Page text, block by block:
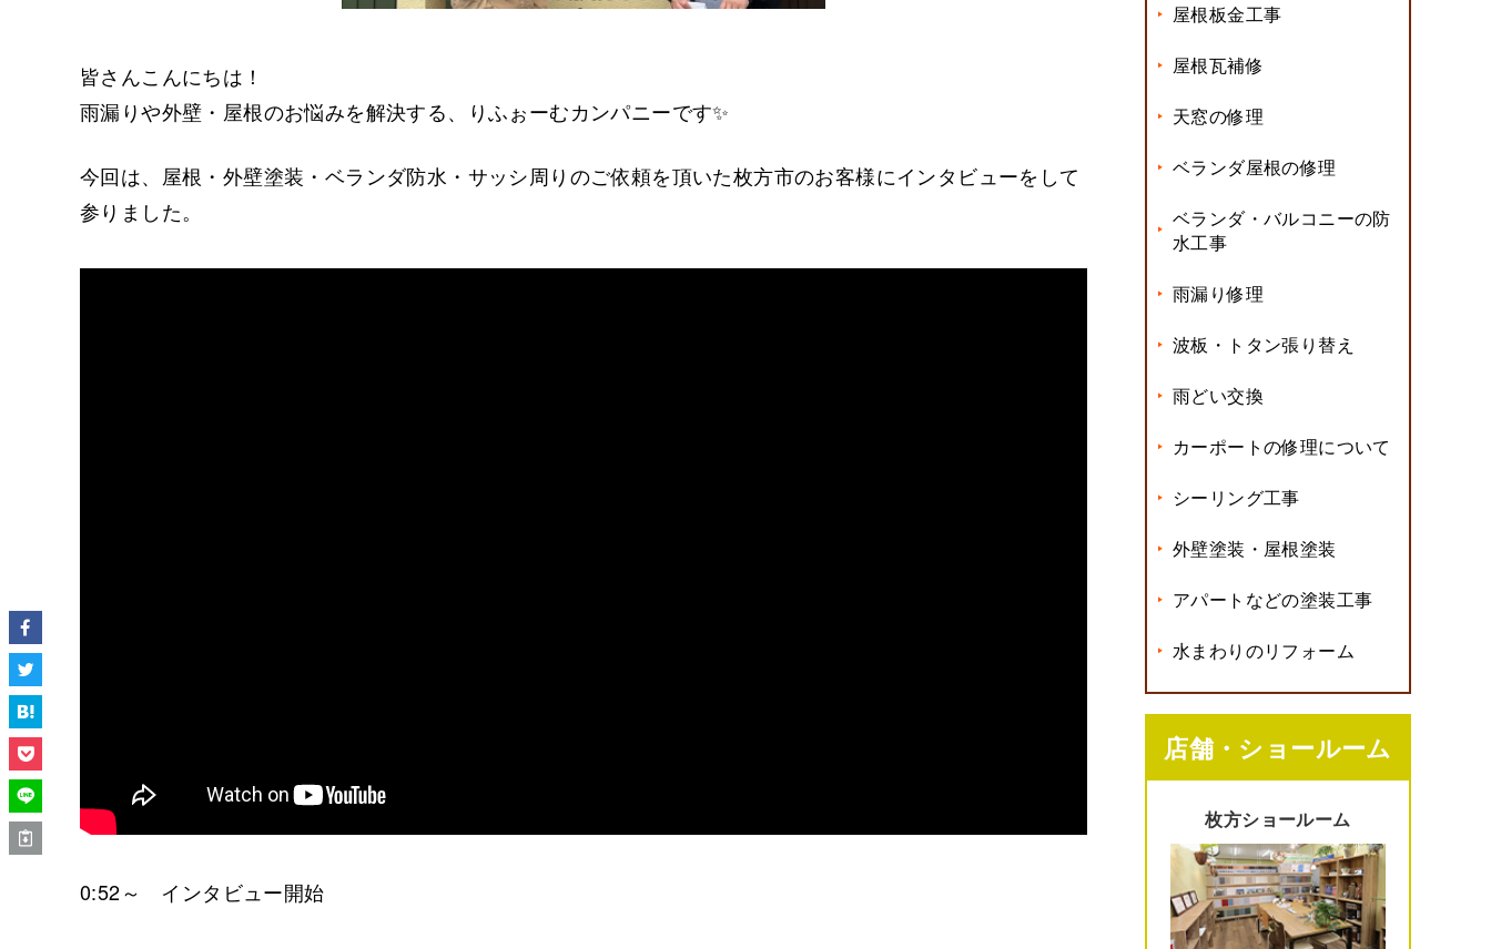
皆さんこんにちは！
雨漏りや外壁・屋根のお悩みを解決する、りふぉーむカンパニーです✨
今回は、屋根・外壁塗装・ベランダ防水・サッシ周りのご依頼を頂いた枚方市のお客様にインタビューをして
参りました。
0:52～ インタビュー開始
屋根板金工事
屋根瓦補修
天窓の修理
ベランダ屋根の修理
ベランダ・バルコニーの防
水工事
雨漏り修理
波板・トタン張り替え
雨どい交換
カーポートの修理について
シーリング工事
外壁塗装・屋根塗装
アパートなどの塗装工事
水まわりのリフォーム
店舗・ショールーム
枚方ショールーム